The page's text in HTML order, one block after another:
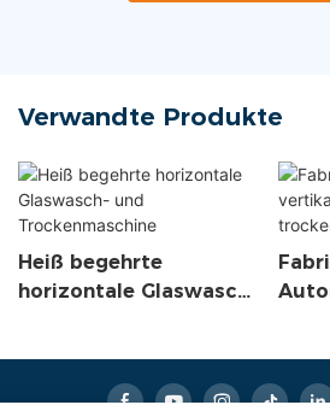
Verwandte Produkte
Heiß begehrte
horizontale Glaswasch-